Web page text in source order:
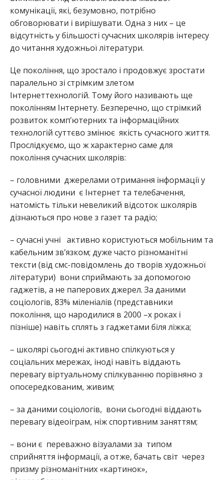
комунікації, які, безумовно, потрібно
обговорювати і вирішувати. Одна з них – це
відсутність у більшості сучасних школярів інтересу
до читання художньої літератури.
Це покоління, що зростало і продовжує зростати
паралельно зі стрімким злетом
Інтернеттехнологій. Тому його називають ще
поколінням Інтернету. Безперечно, що стрімкий
розвиток комп’ютерних та інформаційних
технологій суттєво змінює якість сучасного життя.
Прослідкуємо, що ж характерно саме для
покоління сучасних школярів:
– головними джерелами отримання інформації у
сучасної людини є Інтернет та телебачення,
натомість тільки невеликий відсоток школярів
дізнаються про нове з газет та радіо;
– сучасні учні активно користуються мобільним та
кабельним зв’язком; дуже часто різноманітні
тексти (від смс-повідомлень до творів художньої
літератури) вони сприймають за допомогою
гаджетів, а не паперових джерел. За даними
соціологів, 83% міленіалів (представники
покоління, що народилися в 2000 –х роках і
пізніше) навіть сплять з гаджетами біля ліжка;
– школярі сьогодні активно спілкуються у
соціальних мережах, іноді навіть віддають
перевагу віртуальному спілкуванню порівняно з
опосередкованим, живим;
– за даними соціологів, вони сьогодні віддають
перевагу відеоіграм, ніж спортивним заняттям;
– вони є переважно візуалами за типом
сприйняття інформації, а отже, бачать світ через
призму різноманітних «картинок»,